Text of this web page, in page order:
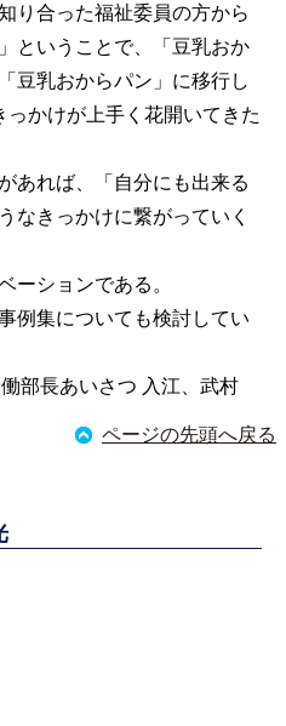
り合った福祉委員の方から
ということで、「豆乳おか
豆乳おからパン」に移行し
かけが上手く花開いてきた
あれば、「自分にも出来る
なきっかけに繋がっていく
ーションである。
例集についても検討してい
部長あいさつ 入江、武村
ページの先頭へ戻る